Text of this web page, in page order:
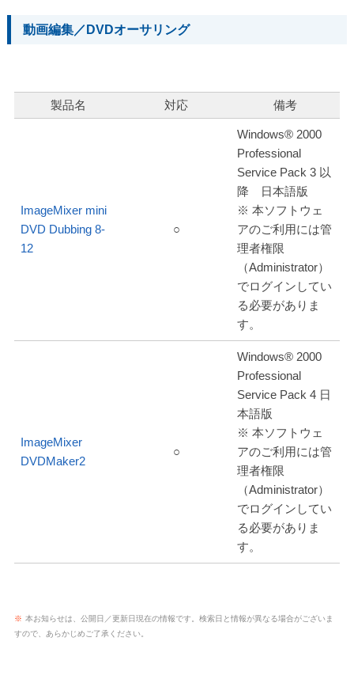
動画編集／DVDオーサリング
製品名 対応 備考
ImageMixer mini
DVD Dubbing 8-
12
○
Windows® 2000
Professional
Service Pack 3 以
降 日本語版
※ 本ソフトウェ
アのご利用には管
理者権限
（Administrator）
でログインしてい
る必要がありま
す。
ImageMixer
DVDMaker2
○
Windows® 2000
Professional
Service Pack 4 日
本語版
※ 本ソフトウェ
アのご利用には管
理者権限
（Administrator）
でログインしてい
る必要がありま
す。
※ 本お知らせは、公開日／更新日現在の情報です。検索日と情報が異なる場合がございま
すので、あらかじめご了承ください。